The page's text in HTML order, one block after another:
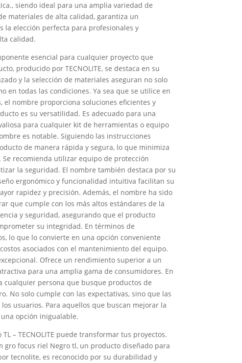
siendo ideal para una amplia variedad de
materiales de alta calidad, garantiza un
la elección perfecta para profesionales y
calidad.
esencial para cualquier proyecto que
producido por TECNOLITE, se destaca en su
y la selección de materiales aseguran no solo
en todas las condiciones. Ya sea que se utilice en
nombre proporciona soluciones eficientes y
es su versatilidad. Es adecuado para una
para cualquier kit de herramientas o equipo
es notable. Siguiendo las instrucciones
de manera rápida y segura, lo que minimiza
recomienda utilizar equipo de protección
la seguridad. El nombre también destaca por su
ergonómico y funcionalidad intuitiva facilitan su
rapidez y precisión. Además, el nombre ha sido
que cumple con los más altos estándares de la
y seguridad, asegurando que el producto
su integridad. En términos de
lo que lo convierte en una opción conveniente
asociados con el mantenimiento del equipo.
Ofrece un rendimiento superior a un
para una amplia gama de consumidores. En
persona que busque productos de
No solo cumple con las expectativas, sino que las
usuarios. Para aquellos que buscan mejorar la
opción inigualable.
TL – TECNOLITE puede transformar tus proyectos.
gro focus riel Negro tl, un producto diseñado para
tecnolite, es reconocido por su durabilidad y